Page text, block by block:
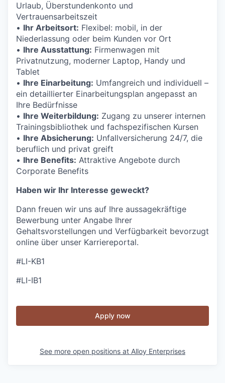
Urlaub, Überstundenkonto und
Vertrauensarbeitszeit
• Ihr Arbeitsort: Flexibel: mobil, in der
Niederlassung oder beim Kunden vor Ort
• Ihre Ausstattung: Firmenwagen mit
Privatnutzung, moderner Laptop, Handy und
Tablet
• Ihre Einarbeitung: Umfangreich und individuell –
ein detaillierter Einarbeitungsplan angepasst an
Ihre Bedürfnisse
• Ihre Weiterbildung: Zugang zu unserer internen
Trainingsbibliothek und fachspezifischen Kursen
• Ihre Absicherung: Unfallversicherung 24/7, die
beruflich und privat greift
• Ihre Benefits: Attraktive Angebote durch
Corporate Benefits
Haben wir Ihr Interesse geweckt?
Dann freuen wir uns auf Ihre aussagekräftige
Bewerbung unter Angabe Ihrer
Gehaltsvorstellungen und Verfügbarkeit bevorzugt
online über unser Karriereportal.
#LI-KB1
#LI-IB1
Apply now
See more open positions at Alloy Enterprises